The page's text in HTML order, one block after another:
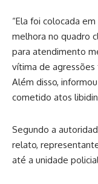
“Ela foi colocada
melhora no quadro
para atendimento
vítima de
Além disso,
cometido atos
Segundo a
relato,
até a unidade